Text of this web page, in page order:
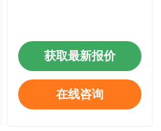
获取最新报价
在线咨询